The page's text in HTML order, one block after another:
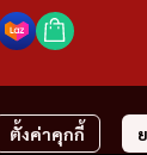
ตั้งค่าคุกกี้